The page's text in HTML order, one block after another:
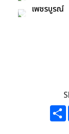
เพชรบูรณ์